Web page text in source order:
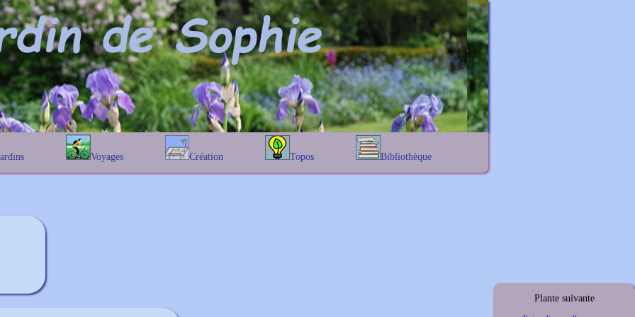
Voyages
En Belgique
Création
Prairies fleuries
Topos
Les chênes
Bibliothèque
Lexique noms propres
Plante suivante